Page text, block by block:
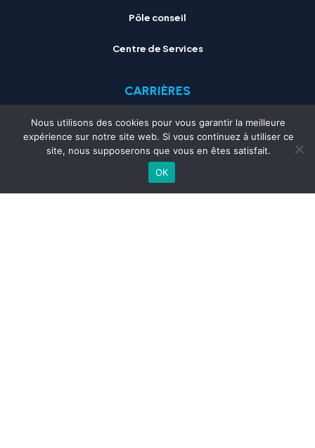
Pôle conseil
Centre de Services
CARRIÈRES
Notre culture d'entreprise
Pourquoi nous rejoindre ?
Nous utilisons des cookies pour vous garantir la meilleure
expérience sur notre site web. Si vous continuez à utiliser ce
site, nous supposerons que vous en êtes satisfait.
OK